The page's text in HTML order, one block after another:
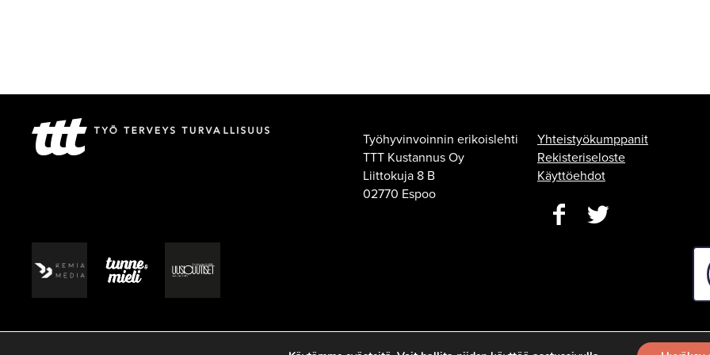
Työhyvinvoinnin erikoislehti
TTT Kustannus Oy
Liittokuja 8 B
02770 Espoo
Yhteistyökumppanit
Rekisteriseloste
Käyttöehdot